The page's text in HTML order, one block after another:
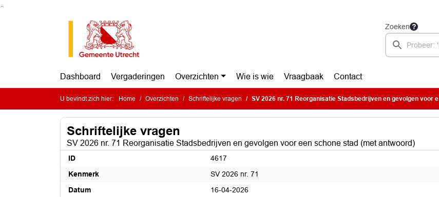
Zoeken
Dashboard Vergaderingen Overzichten Wie is wie Vraagbaak Contact
U bevindt zich hier: Home Overzichten Schriftelijke vragen SV 2026 nr. 71 Reorganisatie Stadsbedrijven en gevolgen voor een schone stad (met antwoord)
Schriftelijke vragen
SV 2026 nr. 71 Reorganisatie Stadsbedrijven en gevolgen voor een schone stad (met antwoord)
ID
4617
Kenmerk
SV 2026 nr. 71
Datum
16-04-2026